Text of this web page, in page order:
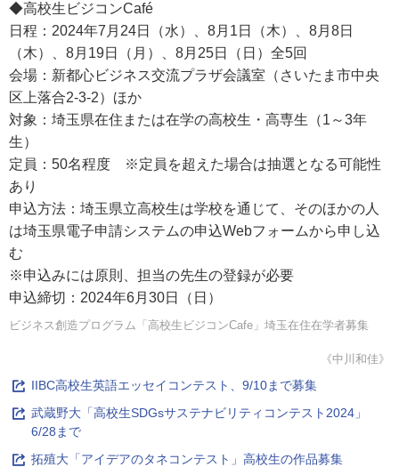
◆高校生ビジコンCafé
日程：2024年7月24日（水）、8月1日（木）、8月8日
（木）、8月19日（月）、8月25日（日）全5回
会場：新都心ビジネス交流プラザ会議室（さいたま市中央
区上落合2-3-2）ほか
対象：埼玉県在住または在学の高校生・高専生（1～3年
生）
定員：50名程度 ※定員を超えた場合は抽選となる可能性
あり
申込方法：埼玉県立高校生は学校を通じて、そのほかの人
は埼玉県電子申請システムの申込Webフォームから申し込
む
※申込みには原則、担当の先生の登録が必要
申込締切：2024年6月30日（日）
ビジネス創造プログラム「高校生ビジコンCafe」埼玉在住在学者募集
《中川和佳》
IIBC高校生英語エッセイコンテスト、9/10まで募集
武蔵野大「高校生SDGsサステナビリティコンテスト2024」
6/28まで
拓殖大「アイデアのタネコンテスト」高校生の作品募集